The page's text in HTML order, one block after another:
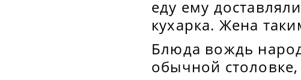
еду ему
кухарка. Жена
Блюда вождь
обычной